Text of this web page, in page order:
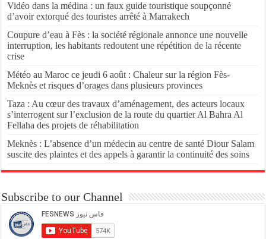
Vidéo dans la médina : un faux guide touristique soupçonné
d’avoir extorqué des touristes arrêté à Marrakech
Coupure d’eau à Fès : la société régionale annonce une nouvelle
interruption, les habitants redoutent une répétition de la récente
crise
Météo au Maroc ce jeudi 6 août : Chaleur sur la région Fès-
Meknès et risques d’orages dans plusieurs provinces
Taza : Au cœur des travaux d’aménagement, des acteurs locaux
s’interrogent sur l’exclusion de la route du quartier Al Bahra Al
Fellaha des projets de réhabilitation
Meknès : L’absence d’un médecin au centre de santé Diour Salam
suscite des plaintes et des appels à garantir la continuité des soins
Subscribe to our Channel